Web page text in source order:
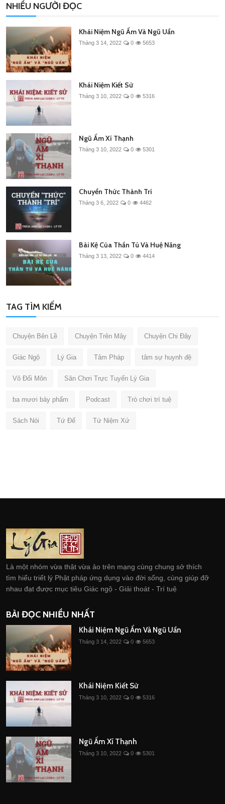
NHIỀU NGƯỜI ĐỌC
Khái Niệm Ngũ Ấm Và Ngũ Uẩn
Tháng 3 14, 2022 0 5653
Khái Niệm Kiết Sử
Tháng 3 10, 2022 0 5316
Ngũ Ấm Xí Thạnh
Tháng 3 10, 2022 0 5301
Chuyển Thức Thành Trí
Tháng 3 6, 2022 0 4462
Bài Kệ Của Thần Tú Và Huệ Năng
Tháng 3 13, 2022 0 4414
TAG TÌM KIẾM
Chuyện Bên Lề Chuyện Trên Mây Chuyện Chi Đây
Giác Ngộ Lý Gia Tâm Pháp tâm sự huynh đệ
Vô Đối Môn Sân Chơi Trực Tuyến Lý Gia
ba mươi bảy phẩm Podcast Trò chơi trí tuệ
Sách Nói Tứ Đế Tứ Niệm Xứ
Là một nhóm vừa thật vừa ảo trên mạng cùng chung sở thích
tìm hiểu triết lý Phật pháp ứng dụng vào đời sống, cùng giúp đỡ
nhau đạt được mục tiêu Giác ngộ - Giải thoát - Trí tuệ
BÀI ĐỌC NHIỀU NHẤT
Khái Niệm Ngũ Ấm Và Ngũ Uẩn
Tháng 3 14, 2022 0 5653
Khái Niệm Kiết Sử
Tháng 3 10, 2022 0 5316
Ngũ Ấm Xí Thạnh
Tháng 3 10, 2022 0 5301